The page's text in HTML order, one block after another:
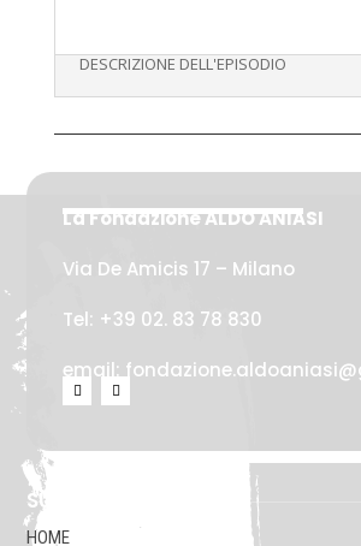
DESCRIZIONE DELL'EPISODIO
La Fondazione ALDO ANIASI
Via De Amicis 17 – Milano
Tel: +39 02. 83 78 830
email:
SU DI NOI
HOME